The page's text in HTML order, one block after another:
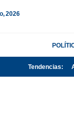
2026
Tendencias: